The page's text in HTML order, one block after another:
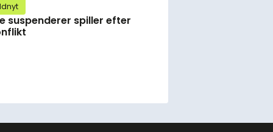
suspenderer spiller efter